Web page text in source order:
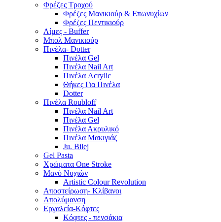
Φρέζες Τροχού
Φρέζες Μανικιούρ & Επωνυχίων
Φρέζες Πεντικιούρ
Λίμες - Buffer
Μπολ Μανικιούρ
Πινέλα- Dotter
Πινέλα Gel
Πινέλα Nail Art
Πινέλα Acrylic
Θήκες Για Πινέλα
Dotter
Πινέλα Roubloff
Πινέλα Nail Art
Πινέλα Gel
Πινέλα Ακρυλικό
Πινέλα Μακιγιάζ
Ju. Bilej
Gel Pasta
Χρώματα One Stroke
Mανό Nυχιών
Artistic Colour Revolution
Αποστείρωση- Κλίβανοι
Απολύμανση
Εργαλεία-Κόφτες
Κόφτες - πενσάκια